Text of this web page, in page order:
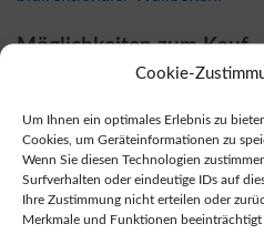
Cookie-
Um Ihnen ein optimales Erlebnis zu
Cookies, um Geräteinformationen zu
Wenn Sie diesen Technologien
Surfverhalten oder eindeutige IDs auf
Ihre Zustimmung nicht erteilen oder
Merkmale und Funktionen beeinträchtigt
Möglichkeiten zum Kauf
Bidirektionale Wallboxen sind
Fachhändlern als auch in
erhältlich, häufig zu
folgenden Link, um
Hier können Sie bidirektionale